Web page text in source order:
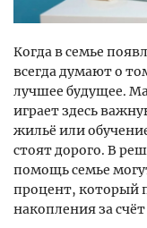
Когда в семье
всегда думают о
лучшее будущее.
играет здесь
жильё или
стоят дорого. В
помощь семье
процент, который
накопления за